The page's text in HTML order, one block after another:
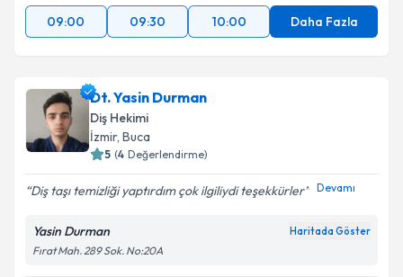
kapsamda işlenmesini kabul ediyorum.
09:00
09:30 10:00 Daha Fazla
Dt. Yasin Durman
Diş Hekimi
İzmir, Buca
5 (4 Değerlendirme)
Diş taşı temizliği yaptırdım çok ilgiliydi teşekkürler Devamı
Yasin Durman Haritada Göster
Fırat Mah. 289 Sok. No:20A